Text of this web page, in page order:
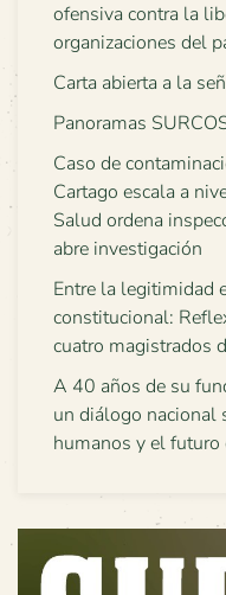
ofensiva contra la
organizaciones del
Carta abierta a la
Panoramas
Caso de
Cartago escala a
Salud ordena
abre investigación
Entre la legitimidad
constitucional:
cuatro magistrados
A 40 años de su
un diálogo nacional
humanos y el